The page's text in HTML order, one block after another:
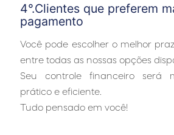
4°.Clientes que preferem
pagamento
Você pode escolher o melhor
entre todas as nossas opções
Seu controle financeiro será
prático e eficiente.
Tudo pensado em você!